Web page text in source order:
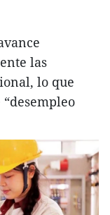
las
lo que